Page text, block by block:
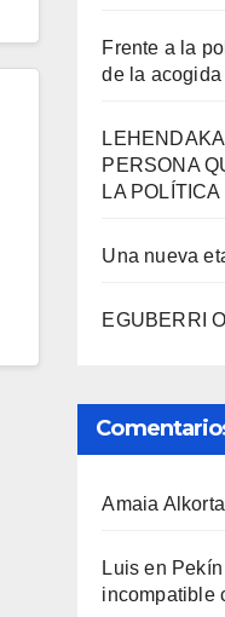
Frente a la
de la acogida
PERSONA
LA POLÍTICA
Una nueva
EGUBERRI
Amaia Alkorta
Luis en
incompatible